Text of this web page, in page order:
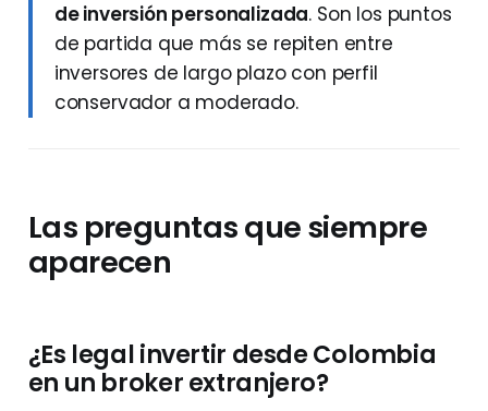
de inversión personalizada. Son los puntos
de partida que más se repiten entre
inversores de largo plazo con perfil
conservador a moderado.
Las preguntas que siempre
aparecen
¿Es legal invertir desde Colombia
en un broker extranjero?